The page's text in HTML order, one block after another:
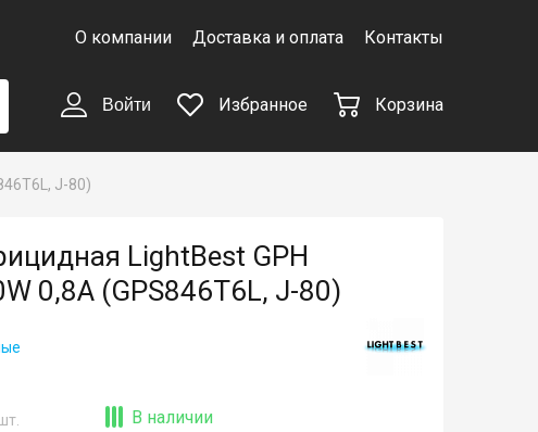
О компании Доставка и оплата Контакты
Войти Избранное Корзина
J-80)
LightBest GPH
0,8A (GPS846T6L, J-80)
В наличии